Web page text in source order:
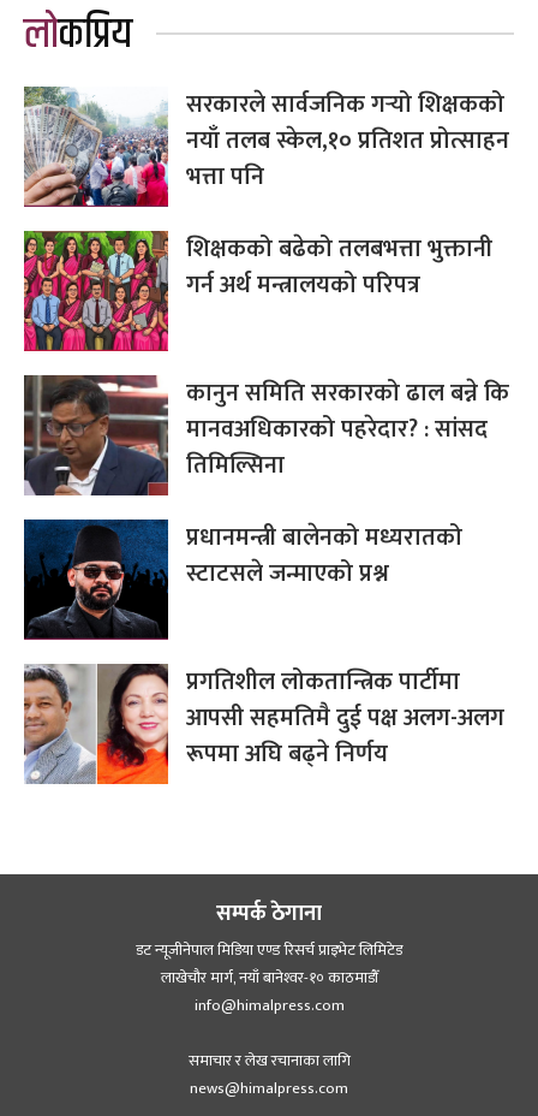
लोकप्रिय
सरकारले सार्वजनिक गर्‍यो शिक्षकको
नयाँ तलब स्केल,१० प्रतिशत प्रोत्साहन
भत्ता पनि
शिक्षकको बढेको तलबभत्ता भुक्तानी
गर्न अर्थ मन्त्रालयको परिपत्र
कानुन समिति सरकारको ढाल बन्ने कि
मानवअधिकारको पहरेदार? : सांसद
तिमिल्सिना
प्रधानमन्त्री बालेनको मध्यरातको
स्टाटसले जन्माएको प्रश्न
प्रगतिशील लोकतान्त्रिक पार्टीमा
आपसी सहमतिमै दुई पक्ष अलग-अलग
रूपमा अघि बढ्ने निर्णय
सम्पर्क ठेगाना
डट न्यूजीनेपाल मिडिया एण्ड रिसर्च प्राइभेट लिमिटेड
लाखेचौर मार्ग, नयाँ बानेश्‍वर-१० काठमाडौँ
info@himalpress.com
समाचार र लेख रचानाका लागि
news@himalpress.com